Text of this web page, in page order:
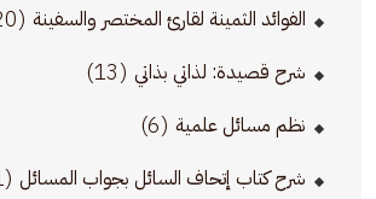
الفوائد الثمينة لقارئ المختصر والسفينة (20)
شرح قصيدة: لذاتي بذاتي (13)
نظم مسائل علمية (6)
شرح كتاب إتحاف السائل بجواب المسائل (11)